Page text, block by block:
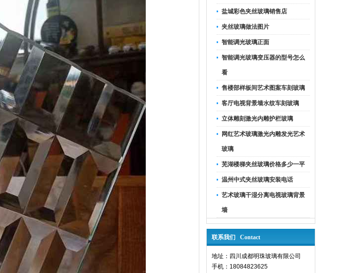
盐城彩色夹丝玻璃销售店
夹丝玻璃做法图片
智能调光玻璃正面
智能调光玻璃变压器的型号怎么
看
售楼部样板间艺术图案车刻玻璃
客厅电视背景墙水纹车刻玻璃
立体雕刻激光内雕护栏玻璃
网红艺术玻璃激光内雕发光艺术
玻璃
芜湖楼梯夹丝玻璃价格多少一平
温州中式夹丝玻璃安装电话
艺术玻璃干湿分离电视玻璃背景
墙
联系我们 Contact
地址：四川成都明珠玻璃有限公司
手机：18084823625